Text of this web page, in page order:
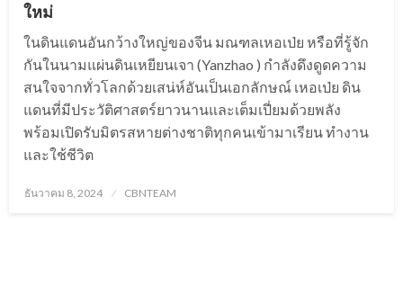
ใหม่
ในดินแดนอันกว้างใหญ่ของจีน มณฑลเหอเป่ย หรือที่รู้จัก
กันในนามแผ่นดินเหยียนเจา (Yanzhao ) กำลังดึงดูดความ
สนใจจากทั่วโลกด้วยเสน่ห์อันเป็นเอกลักษณ์ เหอเป่ย ดิน
แดนที่มีประวัติศาสตร์ยาวนานและเต็มเปี่ยมด้วยพลัง
พร้อมเปิดรับมิตรสหายต่างชาติทุกคนเข้ามาเรียน ทำงาน
และใช้ชีวิต
Posted
ธันวาคม 8, 2024 CBNTEAM